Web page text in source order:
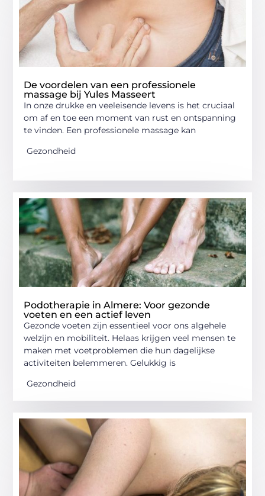
De voordelen van een professionele
massage bij Yules Masseert
In onze drukke en veeleisende levens is het cruciaal
om af en toe een moment van rust en ontspanning
te vinden. Een professionele massage kan
Gezondheid
Podotherapie in Almere: Voor gezonde
voeten en een actief leven
Gezonde voeten zijn essentieel voor ons algehele
welzijn en mobiliteit. Helaas krijgen veel mensen te
maken met voetproblemen die hun dagelijkse
activiteiten belemmeren. Gelukkig is
Gezondheid